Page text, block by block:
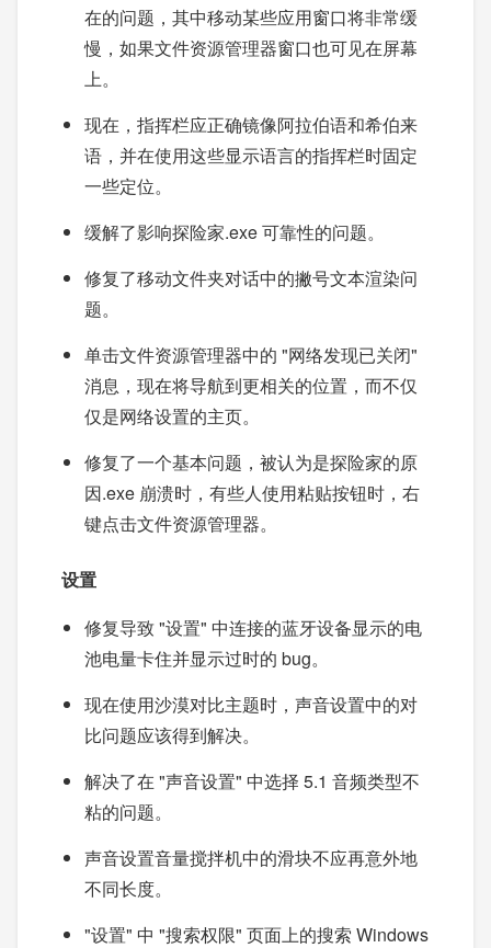
在的问题，其中移动某些应用窗口将非常缓
慢，如果文件资源管理器窗口也可见在屏幕
上。
现在，指挥栏应正确镜像阿拉伯语和希伯来
语，并在使用这些显示语言的指挥栏时固定
一些定位。
缓解了影响探险家.exe 可靠性的问题。
修复了移动文件夹对话中的撇号文本渲染问
题。
单击文件资源管理器中的 "网络发现已关闭"
消息，现在将导航到更相关的位置，而不仅
仅是网络设置的主页。
修复了一个基本问题，被认为是探险家的原
因.exe 崩溃时，有些人使用粘贴按钮时，右
键点击文件资源管理器。
设置
修复导致 "设置" 中连接的蓝牙设备显示的电
池电量卡住并显示过时的 bug。
现在使用沙漠对比主题时，声音设置中的对
比问题应该得到解决。
解决了在 "声音设置" 中选择 5.1 音频类型不
粘的问题。
声音设置音量搅拌机中的滑块不应再意外地
不同长度。
"设置" 中 "搜索权限" 页面上的搜索 Windows